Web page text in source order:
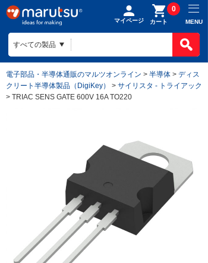
マイページ カート
0
MENU
電子部品・半導体通販のマルツオンライン > 半導体 > ディス
クリート半導体製品（DigiKey）
> サイリスタ - トライアック
> TRIAC SENS GATE 600V 16A TO220